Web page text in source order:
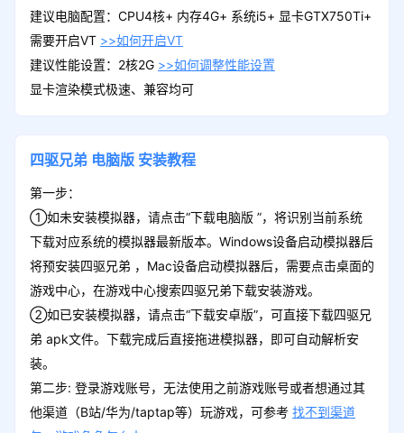
建议电脑配置：CPU4核+ 内存4G+ 系统i5+ 显卡GTX750Ti+
需要开启VT >>如何开启VT
建议性能设置：2核2G >>如何调整性能设置
显卡渲染模式极速、兼容均可
四驱兄弟 电脑版 安装教程
第一步：
①如未安装模拟器，请点击“下载电脑版 ”，将识别当前系统
下载对应系统的模拟器最新版本。Windows设备启动模拟器后
将预安装四驱兄弟 ，Mac设备启动模拟器后，需要点击桌面的
游戏中心，在游戏中心搜索四驱兄弟下载安装游戏。
②如已安装模拟器，请点击“下载安卓版”，可直接下载四驱兄
弟 apk文件。下载完成后直接拖进模拟器，即可自动解析安
装。
第二步: 登录游戏账号，无法使用之前游戏账号或者想通过其
他渠道（B站/华为/taptap等）玩游戏，可参考 找不到渠道